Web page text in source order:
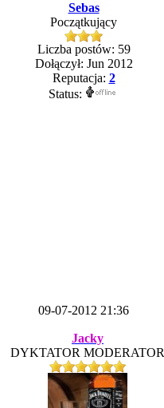
Sebas
Początkujący
Liczba postów: 59
Dołączył: Jun 2012
Reputacja: 2
Status:
09-07-2012 21:36
Jacky
DYKTATOR MODERATOR